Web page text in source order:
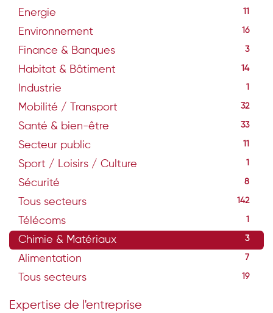
Energie 11
Environnement 16
Finance & Banques 3
Habitat & Bâtiment 14
Industrie 1
Mobilité / Transport 32
Santé & bien-être 33
Secteur public 11
Sport / Loisirs / Culture 1
Sécurité 8
Tous secteurs 142
Télécoms 1
Chimie & Matériaux 3
Alimentation 7
Tous secteurs 19
Expertise de l'entreprise